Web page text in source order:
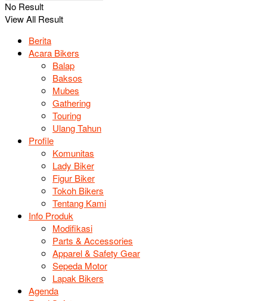
No Result
View All Result
Berita
Acara Bikers
Balap
Baksos
Mubes
Gathering
Touring
Ulang Tahun
Profile
Komunitas
Lady Biker
Figur Biker
Tokoh Bikers
Tentang Kami
Info Produk
Modifikasi
Parts & Accessories
Apparel & Safety Gear
Sepeda Motor
Lapak Bikers
Agenda